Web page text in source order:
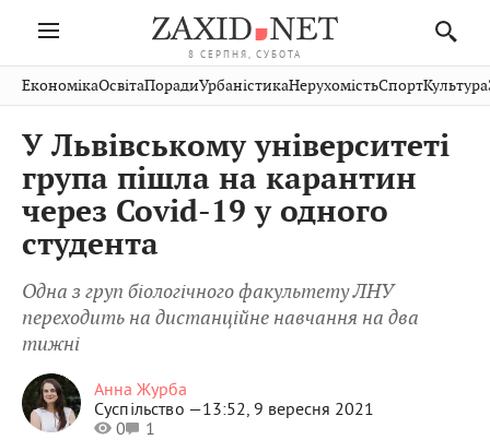
8 СЕРПНЯ, СУБОТА
Івано-
Франківськ
Тернопіль
Волинь
Закарпаття
Рівне
Чернівці
Шептицький
Стрий
Хмельницький
Вінниця
Публікації
Авто СловкоКультура
Кіно Дім СпортКраєзнавство
ФотоОсвітаНерухомість
Домашні
тварини
ЕкономікаОсвітаПорадиУрбаністикаНерухомістьСпортКультура
У Львівському університеті
група пішла на карантин
через Covid-19 у одного
студента
Одна з груп біологічного факультету ЛНУ
переходить на дистанційне навчання на два
тижні
Анна Журба
Суспільство —13:52, 9 вересня 2021
0
1